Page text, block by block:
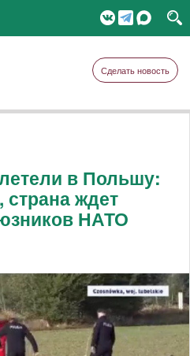
Сделать новость
в Польшу:
страна ждет
НАТО